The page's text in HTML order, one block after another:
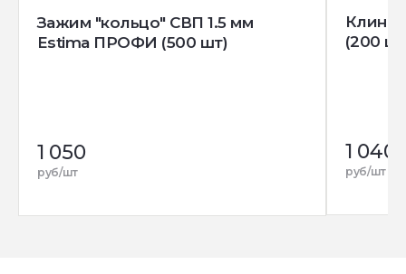
Зажим "кольцо" СВП 1.5 мм
Estima ПРОФИ (500 шт)
1 050
руб/шт
Клин
(200
1 040
руб/шт